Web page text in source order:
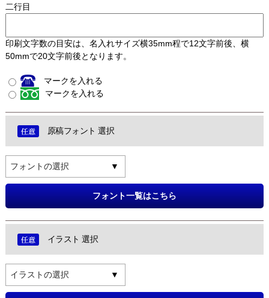
二行目
印刷文字数の目安は、名入れサイズ横35mm程で12文字前後、横
50mmで20文字前後となります。
マークを入れる
マークを入れる
原稿フォント 選択
フォントの選択
フォント一覧はこちら
イラスト 選択
イラストの選択